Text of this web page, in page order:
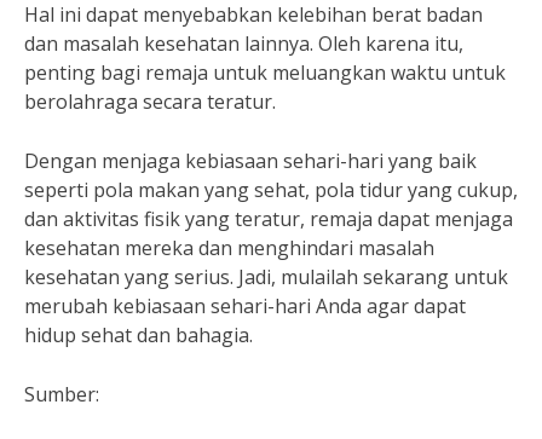
Hal ini dapat menyebabkan kelebihan berat badan
dan masalah kesehatan lainnya. Oleh karena itu,
penting bagi remaja untuk meluangkan waktu untuk
berolahraga secara teratur.
Dengan menjaga kebiasaan sehari-hari yang baik
seperti pola makan yang sehat, pola tidur yang cukup,
dan aktivitas fisik yang teratur, remaja dapat menjaga
kesehatan mereka dan menghindari masalah
kesehatan yang serius. Jadi, mulailah sekarang untuk
merubah kebiasaan sehari-hari Anda agar dapat
hidup sehat dan bahagia.
Sumber: